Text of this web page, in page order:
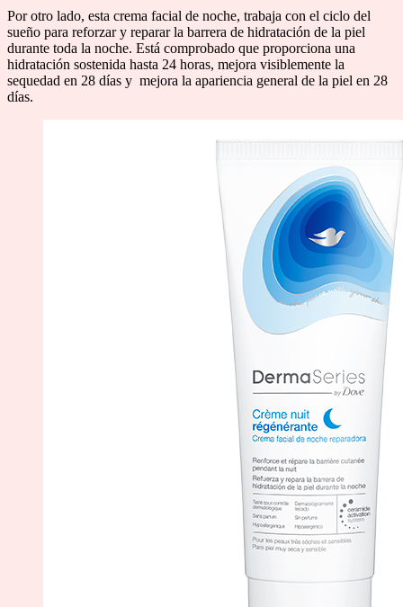
Por otro lado, esta crema facial de noche, trabaja con el ciclo del
sueño para reforzar y reparar la barrera de hidratación de la piel
durante toda la noche. Está comprobado que proporciona una
hidratación sostenida hasta 24 horas, mejora visiblemente la
sequedad en 28 días y mejora la apariencia general de la piel en 28
días.